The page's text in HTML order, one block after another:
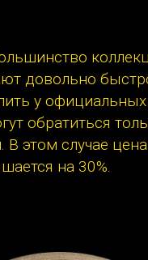
довольно
у официальных
обратиться
В этом случае
на 30%.